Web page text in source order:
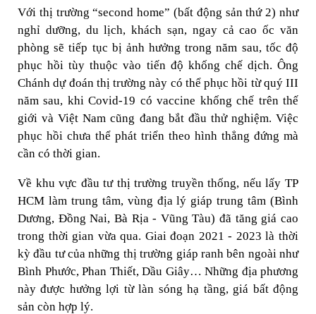
Với thị trường “second home” (bất động sản thứ 2) như
nghỉ dưỡng, du lịch, khách sạn, ngay cả cao ốc văn
phòng sẽ tiếp tục bị ảnh hưởng trong năm sau, tốc độ
phục hồi tùy thuộc vào tiến độ khống chế dịch. Ông
Chánh dự đoán thị trường này có thể phục hồi từ quý III
năm sau, khi Covid-19 có vaccine khống chế trên thế
giới và Việt Nam cũng đang bắt đầu thử nghiệm. Việc
phục hồi chưa thể phát triển theo hình thẳng đứng mà
cần có thời gian.
Về khu vực đầu tư thị trường truyền thống, nếu lấy TP
HCM làm trung tâm, vùng địa lý giáp trung tâm (Bình
Dương, Đồng Nai, Bà Rịa - Vũng Tàu) đã tăng giá cao
trong thời gian vừa qua. Giai đoạn 2021 - 2023 là thời
kỳ đầu tư của những thị trường giáp ranh bên ngoài như
Bình Phước, Phan Thiết, Dầu Giây… Những địa phương
này được hưởng lợi từ làn sóng hạ tầng, giá bất động
sản còn hợp lý.